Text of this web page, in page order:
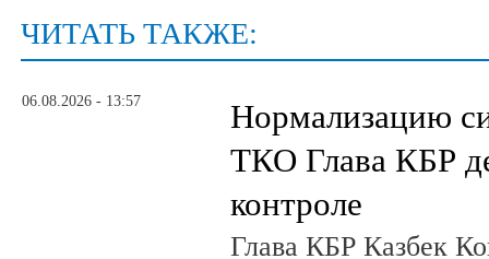
ЧИТАТЬ ТАКЖЕ:
06.08.2026 - 13:57
Нормализацию
ТКО Глава КБР
контроле
Глава КБР Казбек